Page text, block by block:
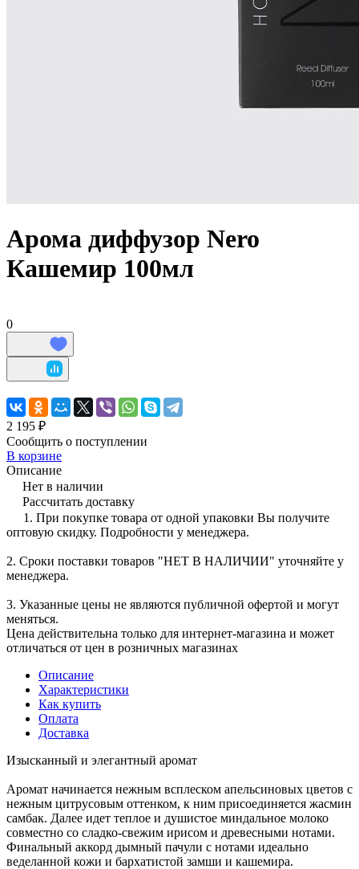
Арома диффузор Nero
Кашемир 100мл
0
2 195 ₽
Сообщить о поступлении
В корзине
Описание
Нет в наличии
Рассчитать доставку
1. При покупке товара от одной упаковки Вы получите
оптовую скидку. Подробности у менеджера.
2. Сроки поставки товаров "НЕТ В НАЛИЧИИ" уточняйте у
менеджера.
3. Указанные цены не являются публичной офертой и могут
меняться.
Цена действительна только для интернет-магазина и может
отличаться от цен в розничных магазинах
Описание
Характеристики
Как купить
Оплата
Доставка
Изысканный и элегантный аромат
Аромат начинается нежным всплеском апельсиновых цветов с
нежным цитрусовым оттенком, к ним присоединяется жасмин
самбак. Далее идет теплое и душистое миндальное молоко
совместно со сладко-свежим ирисом и древесными нотами.
Финальный аккорд дымный пачули с нотами идеально
веделанной кожи и бархатистой замши и кашемира.